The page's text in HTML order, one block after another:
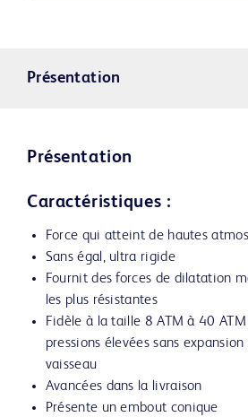
Présentation
Présentation
Caractéristiques :
Force qui atteint de hautes
Sans égal, ultra rigide
Fournit des forces de dilatation
les plus résistantes
Fidèle à la taille 8 ATM à 40
pressions élevées sans
vaisseau
Avancées dans la livraison
Présente un embout conique